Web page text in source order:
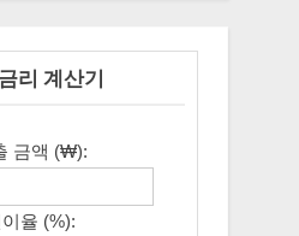
리 계산기
금액 (₩):
율 (%):